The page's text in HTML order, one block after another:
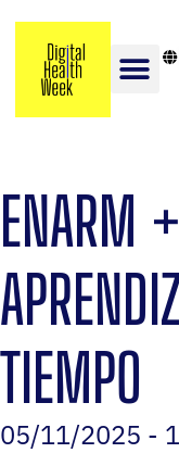
ENARM
TIEMPO
05/11/2025 -